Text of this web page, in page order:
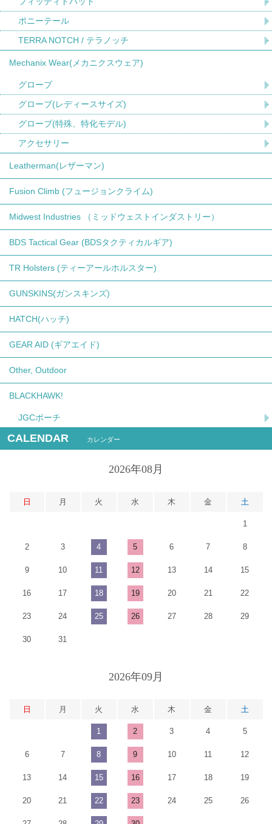
ポニーテール
TERRA NOTCH / テラノッチ
Mechanix Wear(メカニクスウェア)
グローブ
グローブ(レディースサイズ)
グローブ(特殊、特化モデル)
アクセサリー
Leatherman(レザーマン)
Fusion Climb (フュージョンクライム)
Midwest Industries （ミッドウェストインダストリー）
BDS Tactical Gear (BDSタクティカルギア)
TR Holsters (ティーアールホルスター)
GUNSKINS(ガンスキンズ)
HATCH(ハッチ)
GEAR AID (ギアエイド)
Other, Outdoor
BLACKHAWK!
JGCポーチ
CALENDAR カレンダー
2026年08月
日 月 火 水 木 金 土
1
2 3 4 5 6 7 8
9 10 11 12 13 14 15
16 17 18 19 20 21 22
23 24 25 26 27 28 29
30 31
2026年09月
日 月 火 水 木 金 土
1 2 3 4 5
6 7 8 9 10 11 12
13 14 15 16 17 18 19
20 21 22 23 24 25 26